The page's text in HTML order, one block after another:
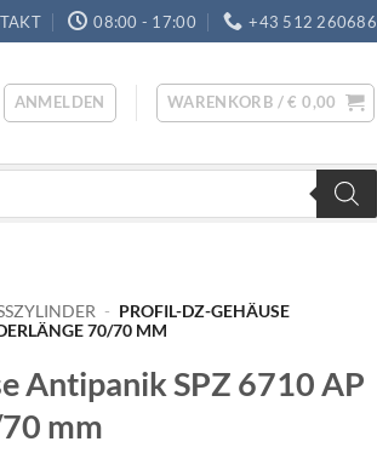
08:00 - 17:00 +43 512 260686
ANMELDEN WARENKORB /€ 0,00
- PROFIL-DZ-GEHÄUSE
70/70 MM
Antipanik SPZ 6710 AP
mm